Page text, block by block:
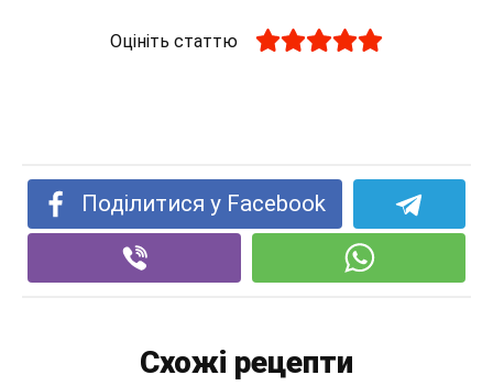
Оцініть статтю
Поділитися у Facebook
Схожі рецепти